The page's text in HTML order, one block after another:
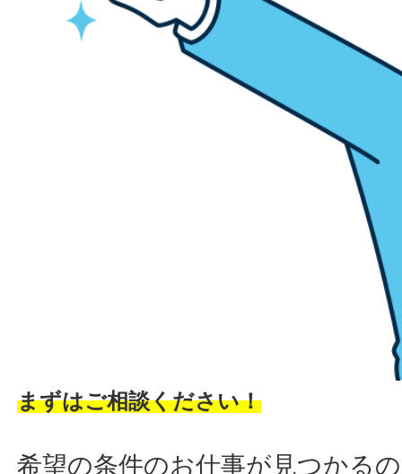
まずはご相談ください！
希望の条件のお仕事が見つかる